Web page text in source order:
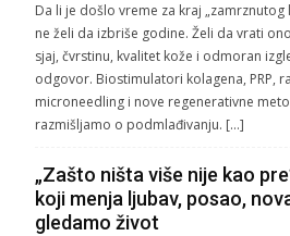
Da li je došlo vreme za kraj „zamrznutog
ne želi da izbriše godine. Želi da vrati
sjaj, čvrstinu, kvalitet kože i odmoran
odgovor. Biostimulatori kolagena, PRP,
microneedling i nove regenerativne
razmišljamo o podmlađivanju. […]
„Zašto ništa više nije kao
koji menja ljubav, posao,
gledamo život